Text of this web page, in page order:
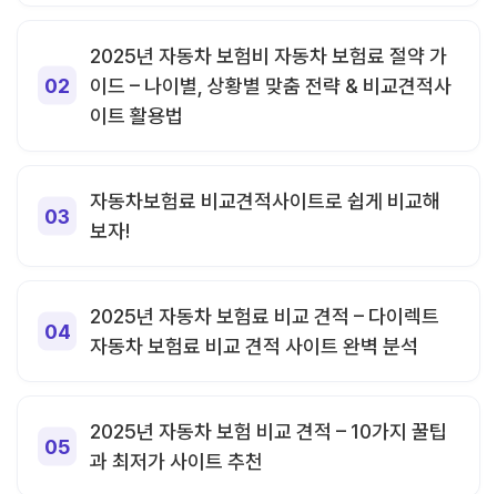
2025년 자동차 보험비 자동차 보험료 절약 가
이드 – 나이별, 상황별 맞춤 전략 & 비교견적사
이트 활용법
자동차보험료 비교견적사이트로 쉽게 비교해
보자!
2025년 자동차 보험료 비교 견적 – 다이렉트
자동차 보험료 비교 견적 사이트 완벽 분석
2025년 자동차 보험 비교 견적 – 10가지 꿀팁
과 최저가 사이트 추천